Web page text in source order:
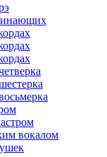
вокалом